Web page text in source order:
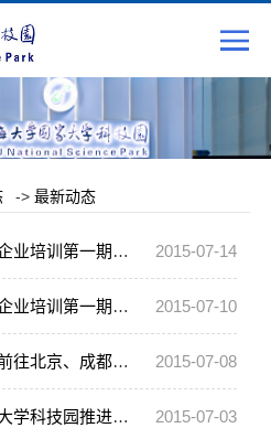
-> 最新动态
2015-07-14
执行力与高绩效团队构建
2015-07-10
创业团队的构建与领导
2015-07-08
、成都考察学习
2015-07-03
进工作专题会议召开